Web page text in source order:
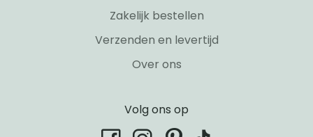
Zakelijk bestellen
Verzenden en levertijd
Over ons
Volg ons op